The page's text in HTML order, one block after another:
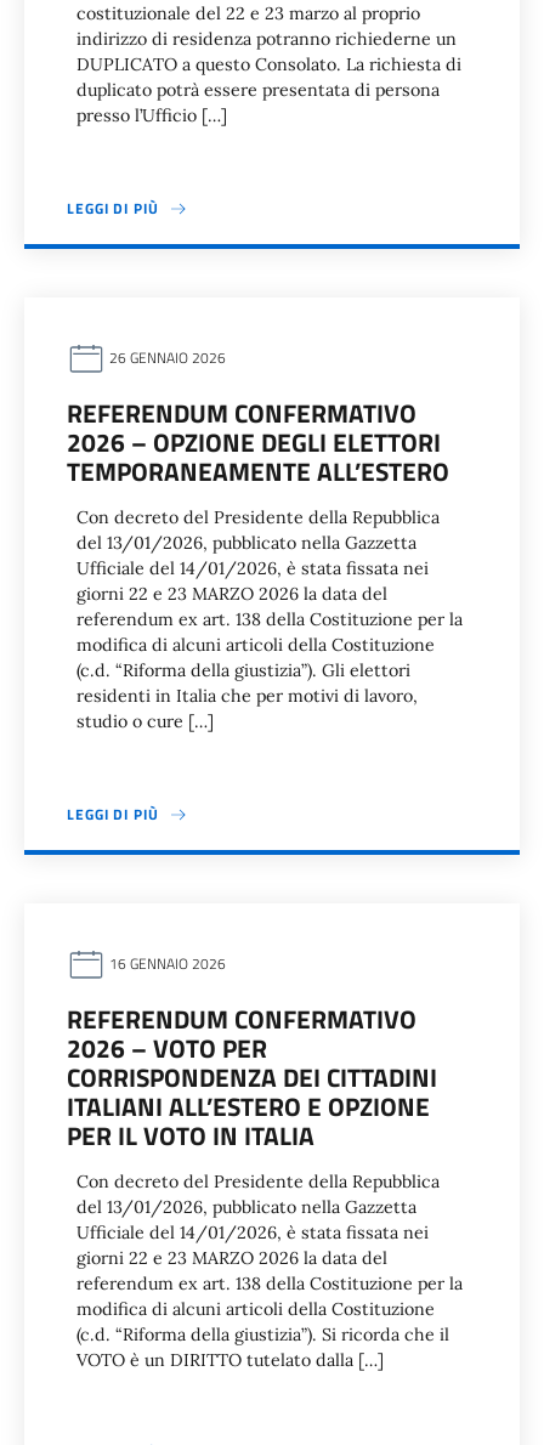
costituzionale del 22 e 23 marzo al proprio
indirizzo di residenza potranno richiederne un
DUPLICATO a questo Consolato. La richiesta di
duplicato potrà essere presentata di persona
presso l’Ufficio […]
LEGGI DI PIÙ
26 GENNAIO 2026
REFERENDUM CONFERMATIVO
2026 – OPZIONE DEGLI ELETTORI
TEMPORANEAMENTE ALL’ESTERO
Con decreto del Presidente della Repubblica
del 13/01/2026, pubblicato nella Gazzetta
Ufficiale del 14/01/2026, è stata fissata nei
giorni 22 e 23 MARZO 2026 la data del
referendum ex art. 138 della Costituzione per la
modifica di alcuni articoli della Costituzione
(c.d. “Riforma della giustizia”). Gli elettori
residenti in Italia che per motivi di lavoro,
studio o cure […]
LEGGI DI PIÙ
16 GENNAIO 2026
REFERENDUM CONFERMATIVO
2026 – VOTO PER
CORRISPONDENZA DEI CITTADINI
ITALIANI ALL’ESTERO E OPZIONE
PER IL VOTO IN ITALIA
Con decreto del Presidente della Repubblica
del 13/01/2026, pubblicato nella Gazzetta
Ufficiale del 14/01/2026, è stata fissata nei
giorni 22 e 23 MARZO 2026 la data del
referendum ex art. 138 della Costituzione per la
modifica di alcuni articoli della Costituzione
(c.d. “Riforma della giustizia”). Si ricorda che il
VOTO è un DIRITTO tutelato dalla […]